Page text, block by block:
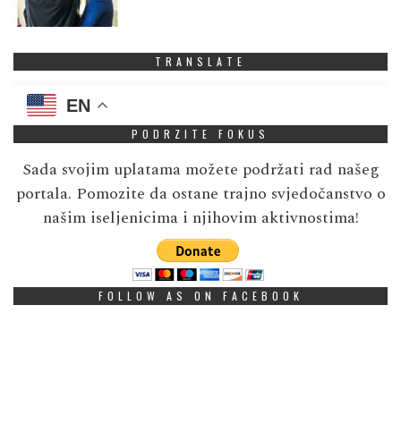
TRANSLATE
EN
PODRZITE FOKUS
Sada svojim uplatama možete podržati rad našeg
portala. Pomozite da ostane trajno svjedočanstvo o
našim iseljenicima i njihovim aktivnostima!
FOLLOW AS ON FACEBOOK